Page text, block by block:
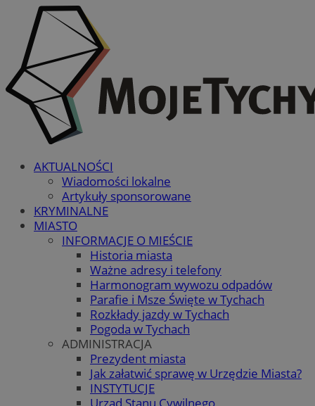
AKTUALNOŚCI
Wiadomości lokalne
Artykuły sponsorowane
KRYMINALNE
MIASTO
INFORMACJE O MIEŚCIE
Historia miasta
Ważne adresy i telefony
Harmonogram wywozu odpadów
Parafie i Msze Święte w Tychach
Rozkłady jazdy w Tychach
Pogoda w Tychach
ADMINISTRACJA
Prezydent miasta
Jak załatwić sprawę w Urzędzie Miasta?
INSTYTUCJE